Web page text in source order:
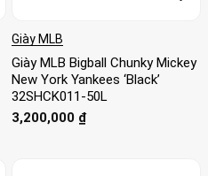
Giày MLB
Giày MLB Bigball Chunky Mickey
New York Yankees ‘Black’
32SHCK011-50L
3,200,000 ₫